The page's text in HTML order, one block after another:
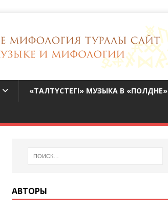
«ТАЛТҮСТЕГІ» МУЗЫКА В «ПОЛДНЕ»
АВТОРЫ